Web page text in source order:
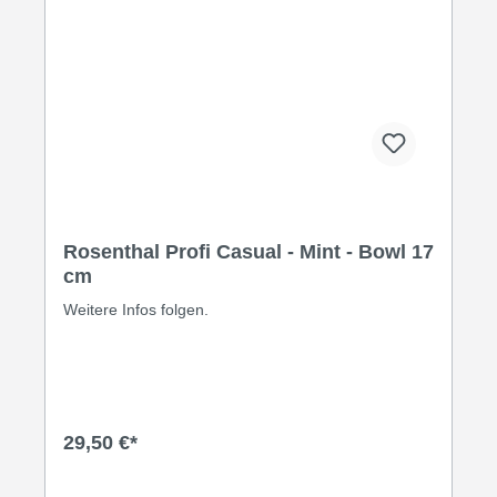
Rosenthal Profi Casual - Mint - Bowl 17
cm
Weitere Infos folgen.
29,50 €*